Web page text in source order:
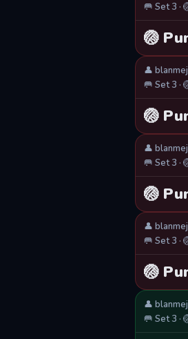
🥅 Set 3 ·
🏐
👤
🥅 Set 3 ·
🏐
👤
🥅 Set 3 ·
🏐
👤
🥅 Set 3 ·
🏐
👤
🥅 Set 3 ·